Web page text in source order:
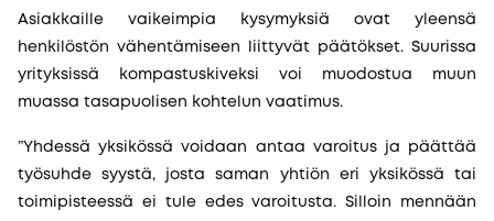
Asiakkaille vaikeimpia kysymyksiä ovat yleensä
henkilöstön vähentämiseen liittyvät päätökset. Suurissa
yrityksissä kompastuskiveksi voi muodostua muun
muassa tasapuolisen kohtelun vaatimus.
”Yhdessä yksikössä voidaan antaa varoitus ja päättää
työsuhde syystä, josta saman yhtiön eri yksikössä tai
toimipisteessä ei tule edes varoitusta. Silloin mennään